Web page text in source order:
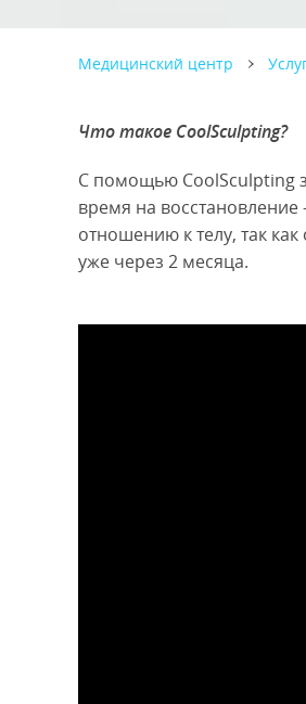
Медицинский центр
Что такое CoolSculpting?
С помощью CoolSculpting
время на
отношению к телу, так
уже через 2 месяца.